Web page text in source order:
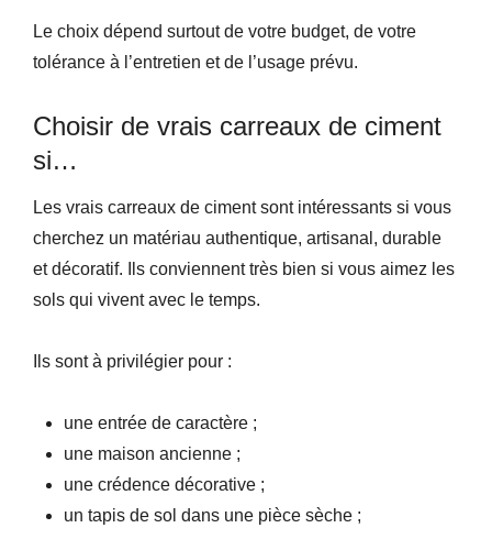
Le choix dépend surtout de votre budget, de votre
tolérance à l’entretien et de l’usage prévu.
Choisir de vrais carreaux de ciment
si…
Les vrais carreaux de ciment sont intéressants si vous
cherchez un matériau authentique, artisanal, durable
et décoratif. Ils conviennent très bien si vous aimez les
sols qui vivent avec le temps.
Ils sont à privilégier pour :
une entrée de caractère ;
une maison ancienne ;
une crédence décorative ;
un tapis de sol dans une pièce sèche ;